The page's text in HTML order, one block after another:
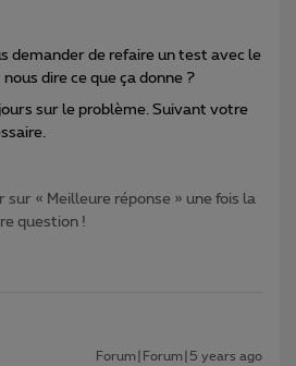
demander de refaire un test avec le
dire ce que ça donne ?
sur le problème. Suivant votre
sur « Meilleure réponse » une fois la
question !
Forum|Forum|5 years ago